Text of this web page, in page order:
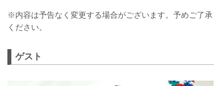
※内容は予告なく変更する場合がございます。予めご了承
ください。
ゲスト